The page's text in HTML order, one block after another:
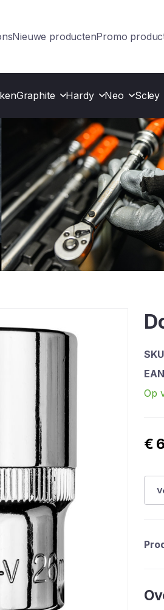
Nieuwe productenPromo
Graphite Hardy Neo Scley
SKU
EAN
Op
€